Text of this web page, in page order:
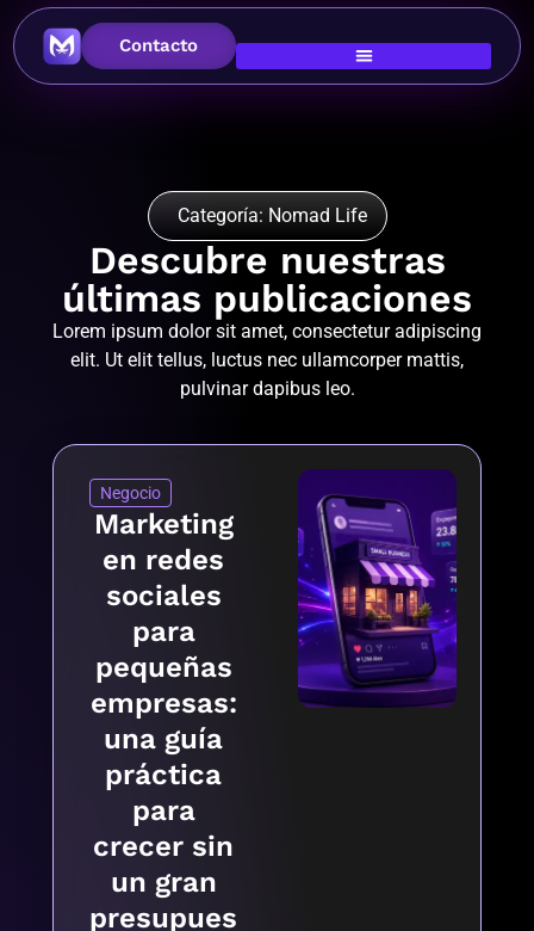
Contacto
Categoría: Nomad Life
Descubre nuestras
últimas publicaciones
Lorem ipsum dolor sit amet, consectetur adipiscing
elit. Ut elit tellus, luctus nec ullamcorper mattis,
pulvinar dapibus leo.
Negocio
Marketing
en redes
sociales
para
pequeñas
empresas:
una guía
práctica
para
crecer sin
un gran
presupues